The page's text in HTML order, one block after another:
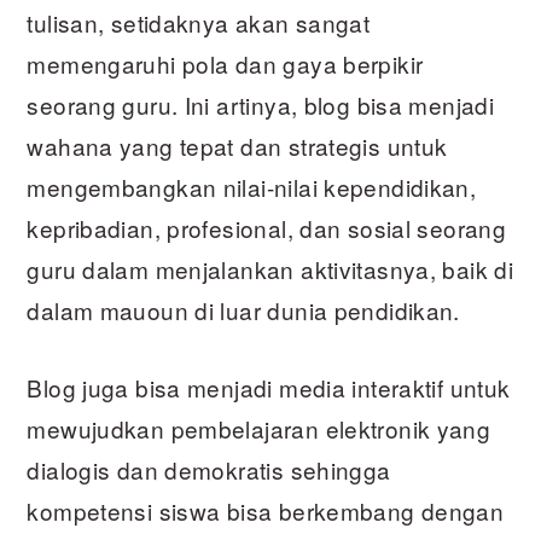
tulisan, setidaknya akan sangat
memengaruhi pola dan gaya berpikir
seorang guru. Ini artinya, blog bisa menjadi
wahana yang tepat dan strategis untuk
mengembangkan nilai-nilai kependidikan,
kepribadian, profesional, dan sosial seorang
guru dalam menjalankan aktivitasnya, baik di
dalam mauoun di luar dunia pendidikan.
Blog juga bisa menjadi media interaktif untuk
mewujudkan pembelajaran elektronik yang
dialogis dan demokratis sehingga
kompetensi siswa bisa berkembang dengan